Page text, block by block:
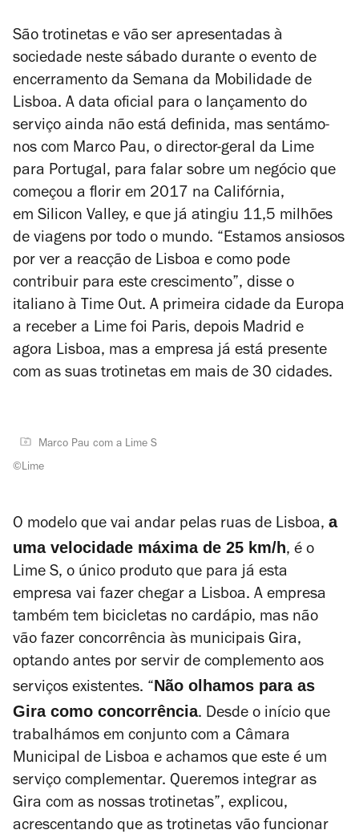
São trotinetas e vão ser apresentadas à
sociedade neste sábado durante o evento de
encerramento da Semana da Mobilidade de
Lisboa. A data oficial para o lançamento do
serviço ainda não está definida, mas sentámo-
nos com Marco Pau, o director-geral da Lime
para Portugal, para falar sobre um negócio que
começou a florir em 2017 na Califórnia,
em Silicon Valley, e que já atingiu 11,5 milhões
de viagens por todo o mundo. “Estamos ansiosos
por ver a reacção de Lisboa e como pode
contribuir para este crescimento”, disse o
italiano à Time Out. A primeira cidade da Europa
a receber a Lime foi Paris, depois Madrid e
agora Lisboa, mas a empresa já está presente
com as suas trotinetas em mais de 30 cidades.
Marco Pau com a Lime S
©Lime
O modelo que vai andar pelas ruas de Lisboa, a
uma velocidade máxima de 25 km/h, é o
Lime S, o único produto que para já esta
empresa vai fazer chegar a Lisboa. A empresa
também tem bicicletas no cardápio, mas não
vão fazer concorrência às municipais Gira,
optando antes por servir de complemento aos
serviços existentes. “ Não olhamos para as
Gira como concorrência. Desde o início que
trabalhámos em conjunto com a Câmara
Municipal de Lisboa e achamos que este é um
serviço complementar. Queremos integrar as
Gira com as nossas trotinetas”, explicou,
acrescentando que as trotinetas vão funcionar